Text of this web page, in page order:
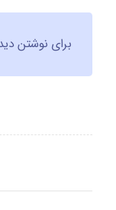
برای نوشتن